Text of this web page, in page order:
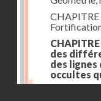
CHAPITRE
des
des lignes
occultes
Des lignes